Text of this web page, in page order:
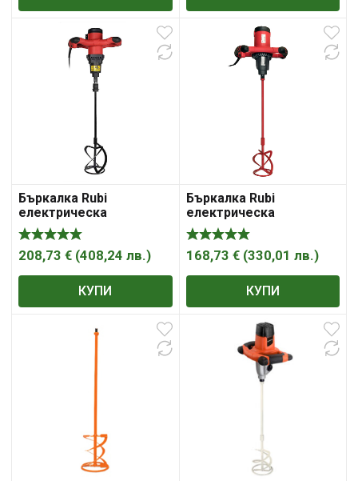
Бъркалка Rubi
електрическа
едношпинделна Fast-In,
1600 W, 0-580/0-800 об./
мин, Rubimix-16 Ergomax
208,73 € (408,24 лв.)
КУПИ
Бъркалка Rubi
електрическа
едношпинделна M14,
1200 W, 0-650/0-850 об./
мин, Rubimix-9
168,73 € (330,01 лв.)
КУПИ